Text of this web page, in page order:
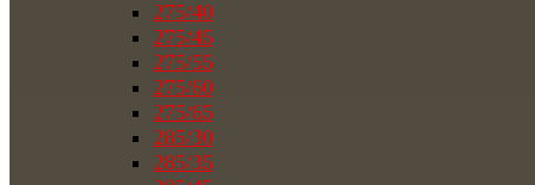
275/40
275/45
275/55
275/60
275/65
285/30
285/35